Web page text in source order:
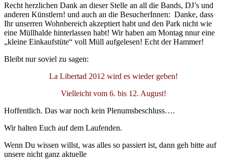
Recht herzlichen Dank an dieser Stelle an all die Bands, DJ’s und
anderen Künstlern! und auch an die BesucherInnen: Danke, dass
Ihr unserren Wohnbereich akzeptiert habt und den Park nicht wie
eine Müllhalde hinterlassen habt! Wir haben am Montag nnur eine
„kleine Einkaufstüte“ voll Müll aufgelesen! Echt der Hammer!
Bleibt nur soviel zu sagen:
La Libertad 2012 wird es wieder geben!
Vielleicht vom 6. bis 12. August!
Hoffentlich. Das war noch kein Plenumsbeschluss….
Wir halten Euch auf dem Laufenden.
Wenn Du wissen willst, was alles so passiert ist, dann geh bitte auf
unsere nicht ganz aktuelle